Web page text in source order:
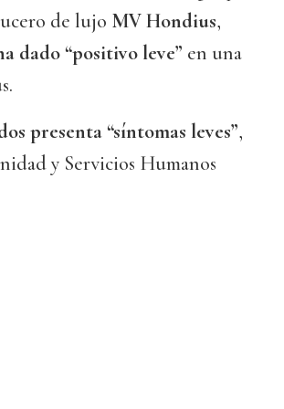
de lujo MV Hondius,
dado “positivo leve” en una
presenta “síntomas leves”,
y Servicios Humanos